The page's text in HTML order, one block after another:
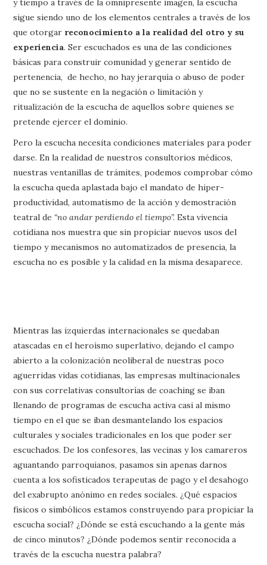
sigue siendo uno de los elementos centrales a través de los
que otorgar reconocimiento a la realidad del otro y su
experiencia. Ser escuchados es una de las condiciones
básicas para construir comunidad y generar sentido de
pertenencia, de hecho, no hay jerarquía o abuso de poder
que no se sustente en la negación o limitación y
ritualización de la escucha de aquellos sobre quienes se
pretende ejercer el dominio.
Pero la escucha necesita condiciones materiales para poder
darse. En la realidad de nuestros consultorios médicos,
nuestras ventanillas de trámites, podemos comprobar cómo
la escucha queda aplastada bajo el mandato de hiper-
productividad, automatismo de la acción y demostración
teatral de “no andar perdiendo el tiempo”.Esta vivencia
cotidiana nos muestra que sin propiciar nuevos usos del
tiempo y mecanismos no automatizados de presencia, la
escucha no es posible y la calidad en la misma desaparece.
Mientras las izquierdas internacionales se quedaban
atascadas en el heroísmo superlativo, dejando el campo
abierto a la colonización neoliberal de nuestras poco
aguerridas vidas cotidianas, las empresas multinacionales
con sus correlativas consultorías de coaching se iban
llenando de programas de escucha activa casi al mismo
tiempo en el que se iban desmantelando los espacios
culturales y sociales tradicionales en los que poder ser
escuchados. De los confesores, las vecinas y los camareros
aguantando parroquianos, pasamos sin apenas darnos
cuenta a los sofisticados terapeutas de pago y el desahogo
del exabrupto anónimo en redes sociales. ¿Qué espacios
físicos o simbólicos estamos construyendo para propiciar la
escucha social? ¿Dónde se está escuchando a la gente más
de cinco minutos? ¿Dónde podemos sentir reconocida a
través de la escucha nuestra palabra?